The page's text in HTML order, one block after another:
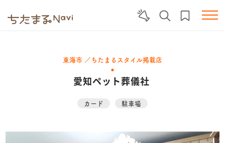
東海市 ／ちたまるスタイル掲載店
愛知ペット葬儀社
カード 駐車場